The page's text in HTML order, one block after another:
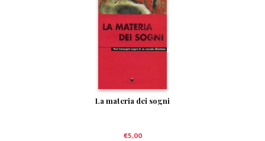
La materia dei sogni
€5,00